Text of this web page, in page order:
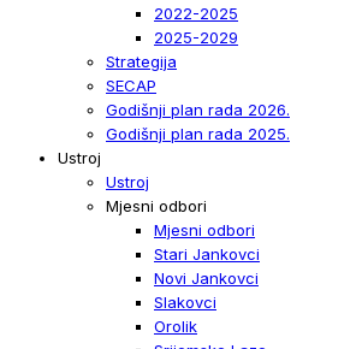
2022-2025
2025-2029
Strategija
SECAP
Godišnji plan rada 2026.
Godišnji plan rada 2025.
Ustroj
Ustroj
Mjesni odbori
Mjesni odbori
Stari Jankovci
Novi Jankovci
Slakovci
Orolik